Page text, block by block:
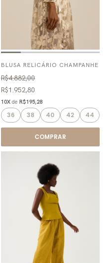
BLUSA RELICÁRIO CHAMPANHE
R$4.882,00
R$1.952,80
10X de R$195,28
36 38 40 42 44
COMPRAR